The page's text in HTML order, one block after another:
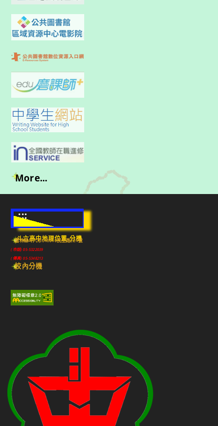
More...
:::
斗六高中地理位置-分機
雲林縣斗六市640010民生路224號
(市話) 05-5322039
(傳真) 05-5348213
校內分機